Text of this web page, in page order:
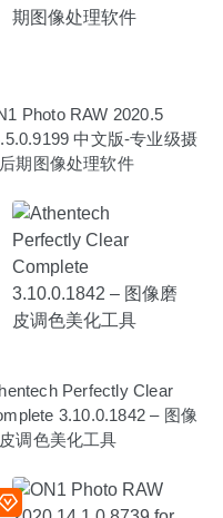
Photo RAW 2020.5
中文版-专业级摄
期图像处理软件
Perfectly Clear
3.10.0.1842 – 图像
调色美化工具